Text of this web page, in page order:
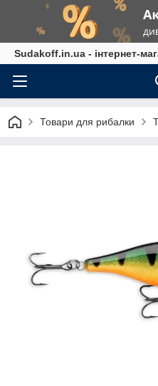
Sudakoff.in.ua - інтернет-
Товари для рибалки